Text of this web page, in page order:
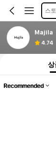
스
Majila
4.74
상
Recommended